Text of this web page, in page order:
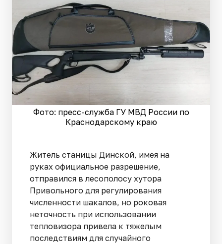
Фото: пресс-служба ГУ МВД России по
Краснодарскому краю
Житель станицы Динской, имея на
руках официальное разрешение,
отправился в лесополосу хутора
Привольного для регулирования
численности шакалов, но роковая
неточность при использовании
тепловизора привела к тяжелым
последствиям для случайного